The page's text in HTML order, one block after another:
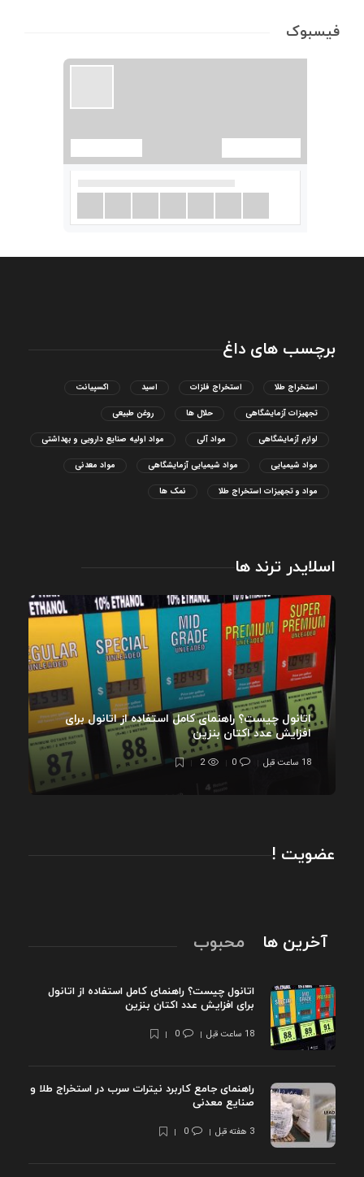
فیسبوک
برچسب های داغ
استخراج طلا استخراج فلزات اسید اکسپیانت
تجهیزات آزمایشگاهی حلال ها روغن طبیعی
لوازم آزمایشگاهی مواد آلی مواد اولیه صنایع دارویی و بهداشتی
مواد شیمیایی مواد شیمیایی آزمایشگاهی مواد معدنی
مواد و تجهیزات استخراج طلا نمک ها
اسلایدر ترند ها
اتانول چیست؟ راهنمای کامل استفاده از اتانول برای
افزایش عدد اکتان بنزین
18 ساعت قبل 0
2
عضویت !
آخرین ها محبوب
اتانول چیست؟ راهنمای کامل استفاده از اتانول
برای افزایش عدد اکتان بنزین
18 ساعت قبل 0
راهنمای جامع کاربرد نیترات سرب در استخراج طلا و
صنایع معدنی
3 هفته قبل 0